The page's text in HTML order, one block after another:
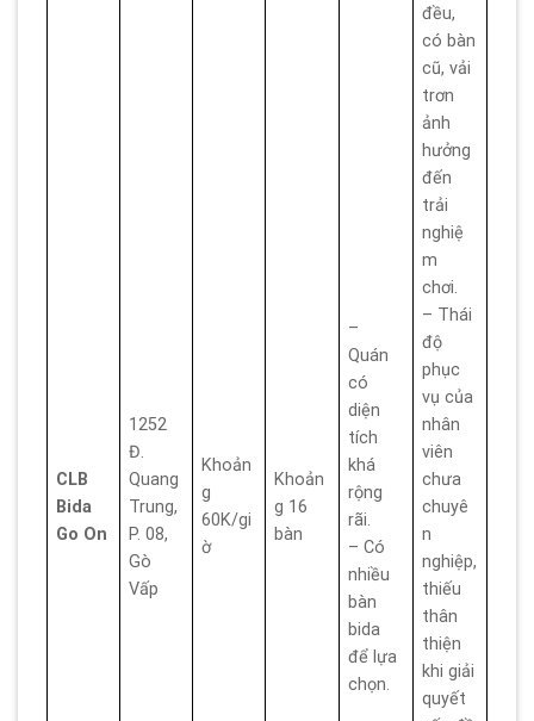
CLB
Bida
Go On
1252
Đ.
Quang
Trung,
P. 08,
Gò
Vấp
Khoản
g
60K/gi
ờ
Khoản
g 16
bàn
–
Quán
có
diện
tích
khá
rộng
rãi.
– Có
nhiều
bàn
bida
để lựa
chọn.
đều,
có bàn
cũ, vải
trơn
ảnh
hưởng
đến
trải
nghiệ
m
chơi.
– Thái
độ
phục
vụ của
nhân
viên
chưa
chuyê
n
nghiệp,
thiếu
thân
thiện
khi giải
quyết